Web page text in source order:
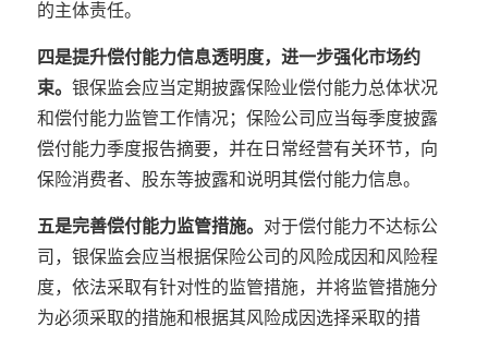
的主体责任。
四是提升偿付能力信息透明度，进一步强化市场约
束。 银保监会应当定期披露保险业偿付能力总体状况
和偿付能力监管工作情况；保险公司应当每季度披露
偿付能力季度报告摘要，并在日常经营有关环节，向
保险消费者、股东等披露和说明其偿付能力信息。
五是完善偿付能力监管措施。 对于偿付能力不达标公
司，银保监会应当根据保险公司的风险成因和风险程
度，依法采取有针对性的监管措施，并将监管措施分
为必须采取的措施和根据其风险成因选择采取的措